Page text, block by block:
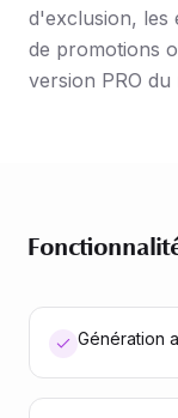
d'exclusion, les
de promotions
version PRO du
Génération